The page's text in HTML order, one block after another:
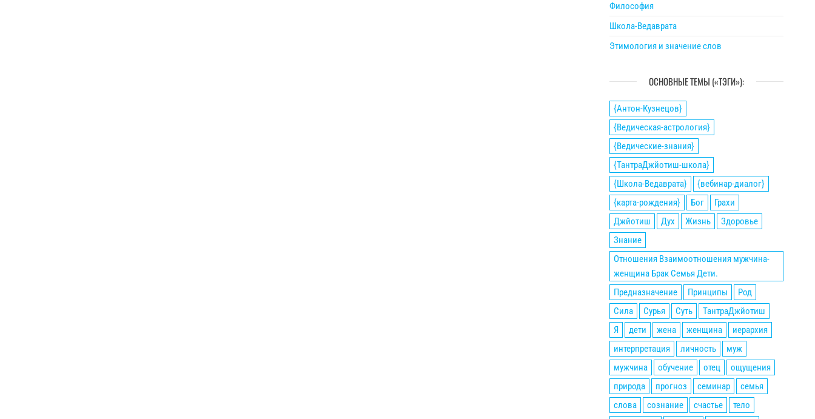
Философия
Школа-Ведаврата
Этимология и значение слов
ОСНОВНЫЕ ТЕМЫ («ТЭГИ»):
{Антон-Кузнецов}
{Ведическая-астрология}
{Ведические-знания}
{ТантраДжйотиш-школа}
{Школа-Ведаврата}
{вебинар-диалог}
{карта-рождения}
Бог
Грахи
Джйотиш
Дух Жизнь
Здоровье
Знание
Отношения Взаимоотношения мужчина-
женщина Брак Семья Дети.
Предназначение
Принципы
Род
Сила
Сурья Суть
ТантраДжйотиш
Я
дети жена женщина
иерархия
интерпретация
личность
муж
мужчина
обучение отец
ощущения
природа
прогноз семинар
семья
слова
сознание счастье
тело